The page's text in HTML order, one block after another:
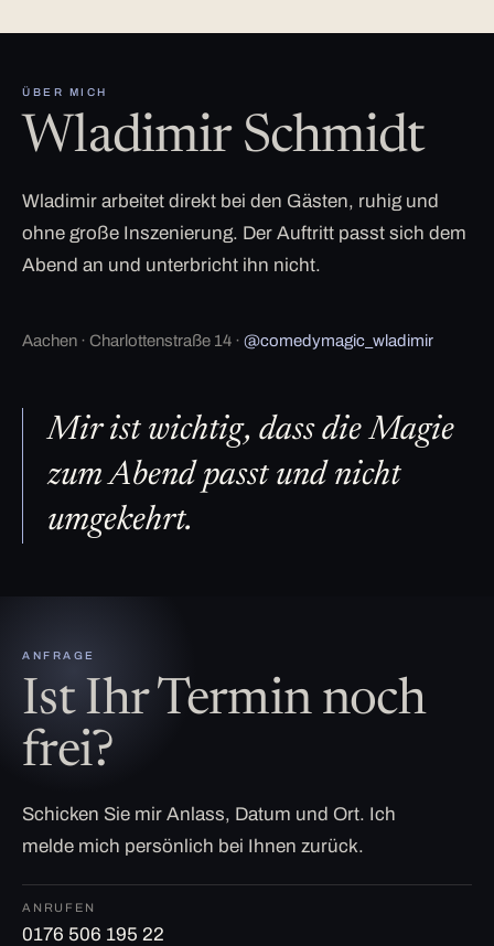
ÜBER MICH
Wladimir Schmidt
Wladimir arbeitet direkt bei den Gästen, ruhig und
ohne große Inszenierung. Der Auftritt passt sich dem
Abend an und unterbricht ihn nicht.
Aachen · Charlottenstraße 14 · @comedymagic_wladimir
Mir ist wichtig, dass die Magie
zum Abend passt und nicht
umgekehrt.
ANFRAGE
Ist Ihr Termin noch
frei?
Schicken Sie mir Anlass, Datum und Ort. Ich
melde mich persönlich bei Ihnen zurück.
ANRUFEN
0176 506 195 22